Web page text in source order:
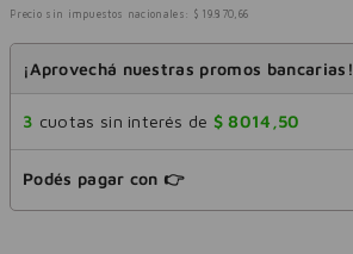
Precio sin impuestos nacionales: $ 19.870, 66
¡Aprovechá nuestras promos bancarias!
3 cuotas sin interés de $ 8014 ,50
Podés pagar con 👉